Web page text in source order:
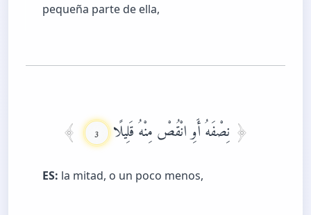
pequeña parte de ella,
نِصْفَهُ أَوِ انْقُصْ مِنْهُ قَلِيلًا 3
ES: la mitad, o un poco menos,